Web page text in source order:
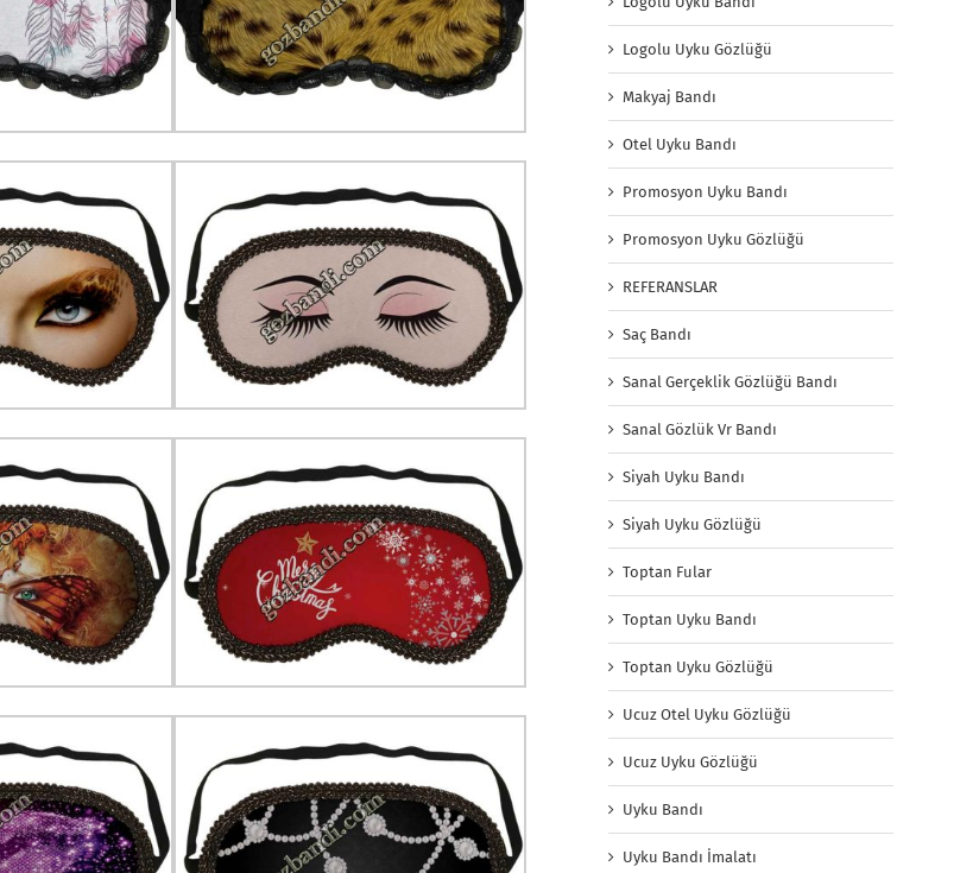
Logolu Uyku Gözlüğü
Makyaj Bandı
Otel Uyku Bandı
Promosyon Uyku Bandı
Promosyon Uyku Gözlüğü
REFERANSLAR
Saç Bandı
Sanal Gerçeklik Gözlüğü Bandı
Sanal Gözlük Vr Bandı
Siyah Uyku Bandı
Siyah Uyku Gözlüğü
Toptan Fular
Toptan Uyku Bandı
Toptan Uyku Gözlüğü
Ucuz Otel Uyku Gözlüğü
Ucuz Uyku Gözlüğü
Uyku Bandı
Uyku Bandı İmalatı